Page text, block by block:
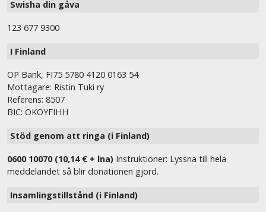
Swisha din gåva
123 677 9300
I Finland
OP Bank, FI75 5780 4120 0163 54
Mottagare: Ristin Tuki ry
Referens: 8507
BIC: OKOYFIHH
Stöd genom att ringa (i Finland)
0600 10070 (10,14 € + lna) Instruktioner: Lyssna till hela
meddelandet så blir donationen gjord.
Insamlingstillstånd (i Finland)